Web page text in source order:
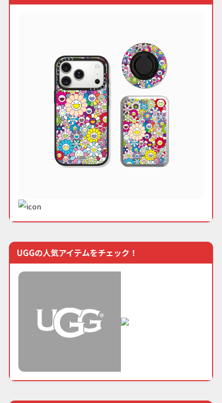
UGGの人気アイテムをチェック！